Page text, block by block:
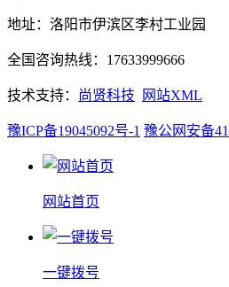
地址：洛阳市伊滨区李村工业园
全国咨询热线：17633999666
技术支持： 尚贤科技 网站XML
豫ICP备19045092号-1 豫公网安备
网站首页
一键拨号